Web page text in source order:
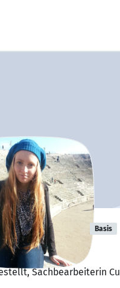
Schlitter Basis
Projekte. 🔎
Sachbearbeiterin